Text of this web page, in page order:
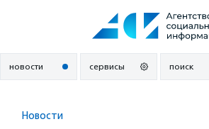
новости сервисы поиск
Новости